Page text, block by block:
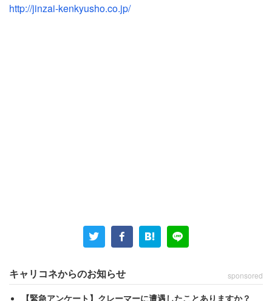
http://jinzai-kenkyusho.co.jp/
キャリコネからのお知らせ sponsored
【緊急アンケート】クレーマーに遭遇したことありますか？